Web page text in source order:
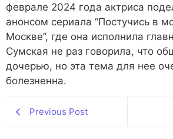
феврале 2024 года актриса
анонсом сериала “Постучись в
Москве”, где она исполнила
Сумская не раз говорила, что
дочерью, но эта тема для нее
болезненна.
Previous Post